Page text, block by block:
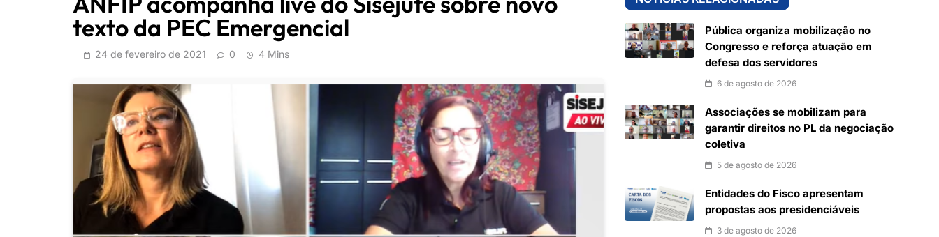
texto da PEC Emergencial
24 de fevereiro de 2021 0 4 Mins
Pública organiza mobilização no
Congresso e reforça atuação em
defesa dos servidores
6 de agosto de 2026
Associações se mobilizam para
garantir direitos no PL da negociação
coletiva
5 de agosto de 2026
Entidades do Fisco apresentam
propostas aos presidenciáveis
3 de agosto de 2026